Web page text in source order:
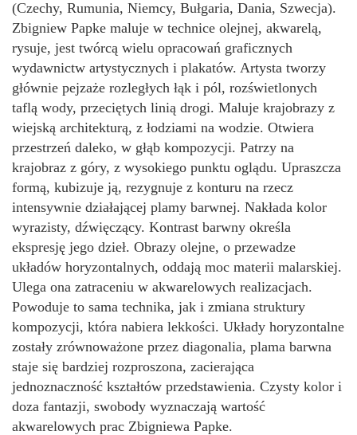
(Czechy, Rumunia, Niemcy, Bułgaria, Dania, Szwecja).
Zbigniew Papke maluje w technice olejnej, akwarelą,
rysuje, jest twórcą wielu opracowań graficznych
wydawnictw artystycznych i plakatów. Artysta tworzy
głównie pejzaże rozległych łąk i pól, rozświetlonych
taflą wody, przeciętych linią drogi. Maluje krajobrazy z
wiejską architekturą, z łodziami na wodzie. Otwiera
przestrzeń daleko, w głąb kompozycji. Patrzy na
krajobraz z góry, z wysokiego punktu oglądu. Upraszcza
formą, kubizuje ją, rezygnuje z konturu na rzecz
intensywnie działającej plamy barwnej. Nakłada kolor
wyrazisty, dźwięczący. Kontrast barwny określa
ekspresję jego dzieł. Obrazy olejne, o przewadze
układów horyzontalnych, oddają moc materii malarskiej.
Ulega ona zatraceniu w akwarelowych realizacjach.
Powoduje to sama technika, jak i zmiana struktury
kompozycji, która nabiera lekkości. Układy horyzontalne
zostały zrównoważone przez diagonalia, plama barwna
staje się bardziej rozproszona, zacierająca
jednoznaczność kształtów przedstawienia. Czysty kolor i
doza fantazji, swobody wyznaczają wartość
akwarelowych prac Zbigniewa Papke.